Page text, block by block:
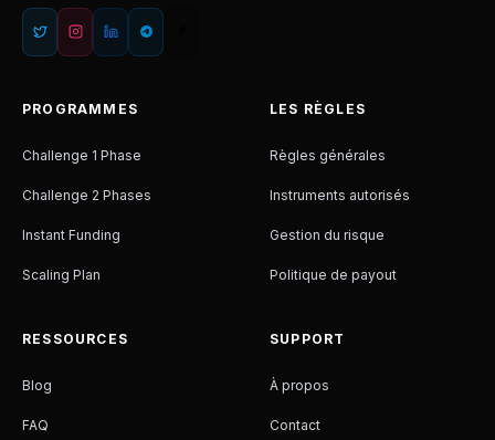
PROGRAMMES
Challenge 1 Phase
Challenge 2 Phases
Instant Funding
Scaling Plan
LES RÈGLES
Règles générales
Instruments autorisés
Gestion du risque
Politique de payout
RESSOURCES
Blog
FAQ
SUPPORT
À propos
Contact